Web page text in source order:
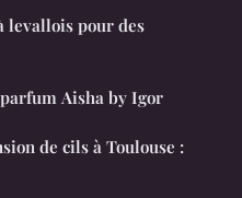
levallois pour des
Aisha by Igor
de cils à Toulouse :